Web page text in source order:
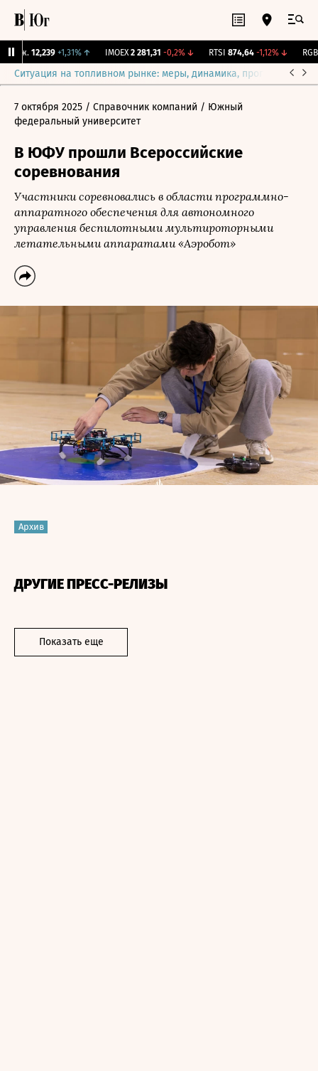
12,239 +1,31% ↑ IMOEX 2 281,31 -0,2%↓ RTSI 874,64 -1,12%↓ RGBI
Ситуация на топливном рынке: меры, динамика, прогнозы
7 октября 2025 / Справочник компаний / Южный
федеральный университет
В ЮФУ прошли Всероссийские
соревнования
Участники соревновались в области программно-
аппаратного обеспечения для автономного
управления беспилотными мультироторными
летательными аппаратами «Аэробот»
Архив
ДРУГИЕ ПРЕСС-РЕЛИЗЫ
Показать еще